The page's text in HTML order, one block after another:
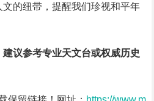
的纽带，提醒我们珍视和平年
建议参考专业天文台或权威历史